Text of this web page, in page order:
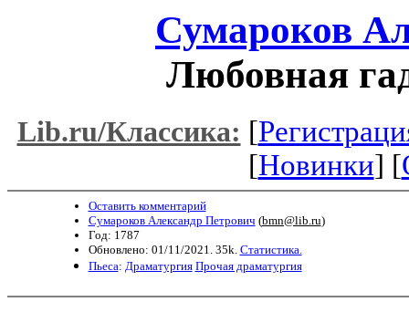
Сумароков
Любовная
Lib.ru/Классика: [
[Новинки] [
Оставить комментарий
Сумароков Александр Петрович (bmn@lib.ru)
Год: 1787
Обновлено: 01/11/2021. 35k. Статистика.
Пьеса: Драматургия Прочая драматургия